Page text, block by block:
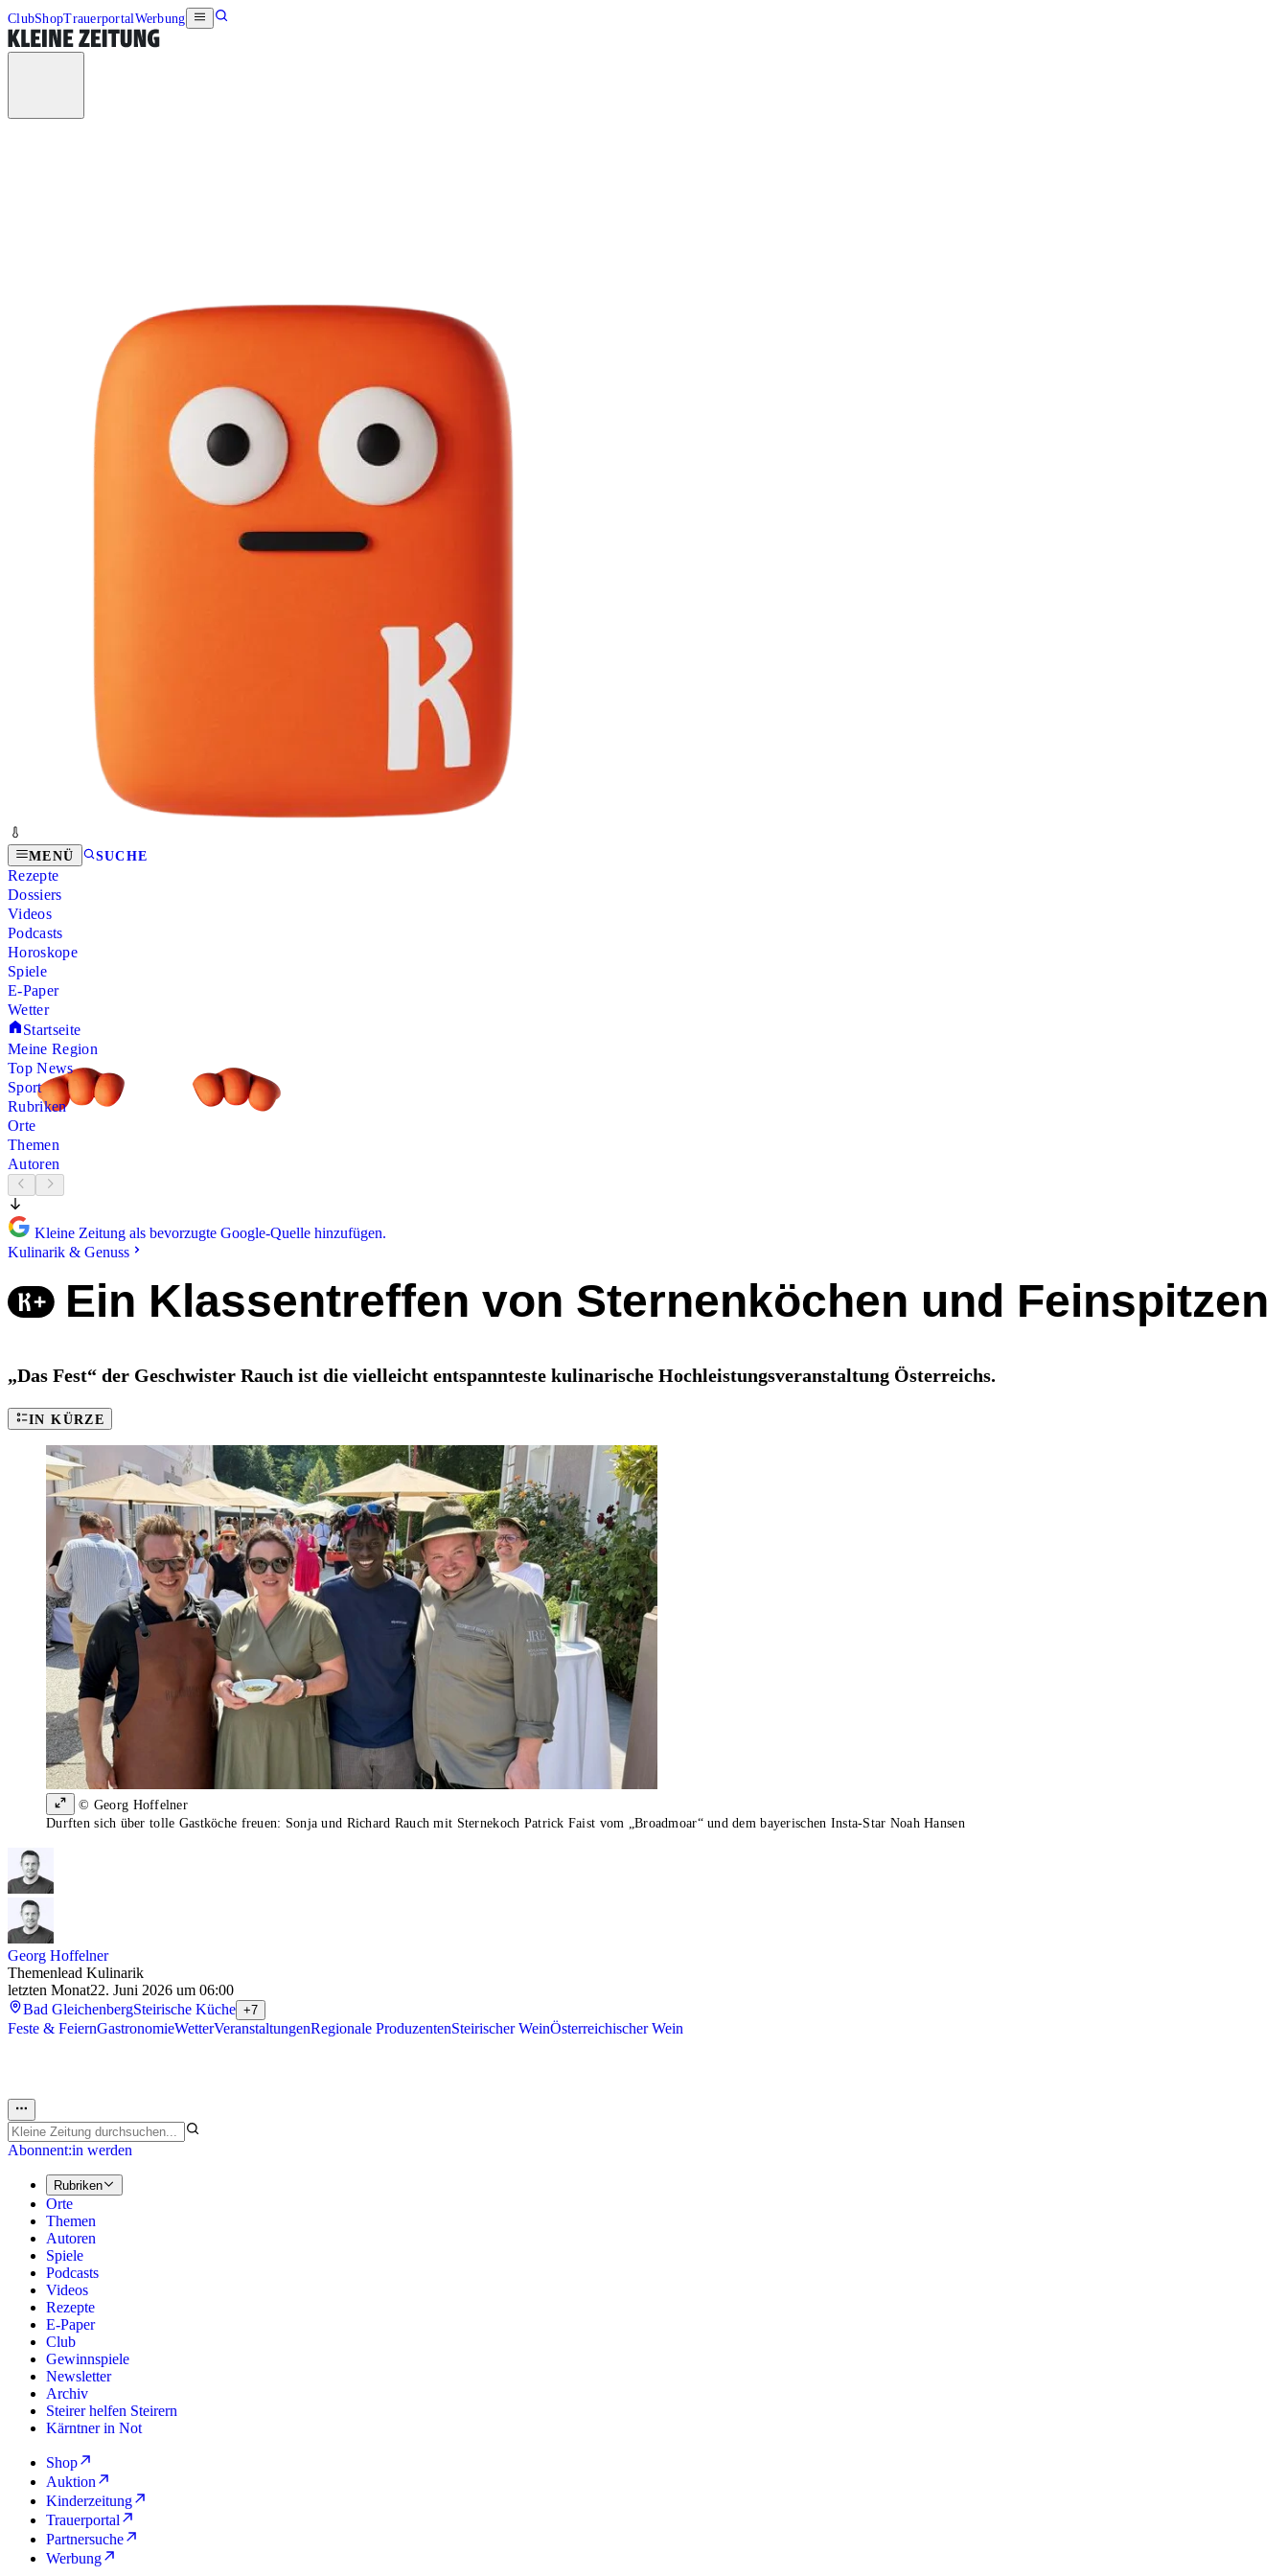
ClubShopTrauerportalWerbung
MENÜ SUCHE
Rezepte
Dossiers
Videos
Podcasts
Horoskope
Spiele
E-Paper
Wetter
Startseite
Meine Region
Top News
Sport
Rubriken
Orte
Themen
Autoren
Kleine Zeitung als bevorzugte Google-Quelle hinzufügen.
Kulinarik & Genuss
Ein Klassentreffen von Sternenköchen und Feinspitzen
„Das Fest“ der Geschwister Rauch ist die vielleicht entspannteste kulinarische Hochleistungsveranstaltung Österreichs.
IN KÜRZE
© Georg Hoffelner
Durften sich über tolle Gastköche freuen: Sonja und Richard Rauch mit Sternekoch Patrick Faist vom „Broadmoar“ und dem bayerischen Insta-Star Noah Hansen
Georg Hoffelner
Themenlead Kulinarik
letzten Monat22. Juni 2026 um 06:00
Bad GleichenbergSteirische Küche +7
Feste & FeiernGastronomieWetterVeranstaltungenRegionale ProduzentenSteirischer WeinÖsterreichischer Wein
Abonnent:in werden
Rubriken
Orte
Themen
Autoren
Spiele
Podcasts
Videos
Rezepte
E-Paper
Club
Gewinnspiele
Newsletter
Archiv
Steirer helfen Steirern
Kärntner in Not
Shop
Auktion
Kinderzeitung
Trauerportal
Partnersuche
Werbung